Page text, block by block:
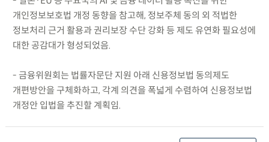
개인정보보호법 개정 동향을 참고해, 정보주체 동의 외 적법한
정보처리 근거 활용과 권리보장 수단 강화 등 제도 유연화 필요성에
대한 공감대가 형성되었음.
- 금융위원회는 법률자문단 지원 아래 신용정보법 동의제도
개편방안을 구체화하고, 각계 의견을 폭넓게 수렴하여 신용정보법
개정안 입법을 추진할 계획임.